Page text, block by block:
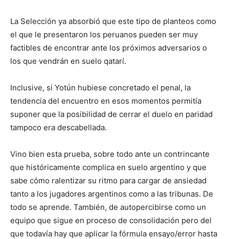
La Selección ya absorbió que este tipo de planteos como
el que le presentaron los peruanos pueden ser muy
factibles de encontrar ante los próximos adversarios o
los que vendrán en suelo qatarí.
Inclusive, si Yotún hubiese concretado el penal, la
tendencia del encuentro en esos momentos permitía
suponer que la posibilidad de cerrar el duelo en paridad
tampoco era descabellada.
Vino bien esta prueba, sobre todo ante un contrincante
que históricamente complica en suelo argentino y que
sabe cómo ralentizar su ritmo para cargar de ansiedad
tanto a los jugadores argentinos como a las tribunas. De
todo se aprende. También, de autopercibirse como un
equipo que sigue en proceso de consolidación pero del
que todavía hay que aplicar la fórmula ensayo/error hasta